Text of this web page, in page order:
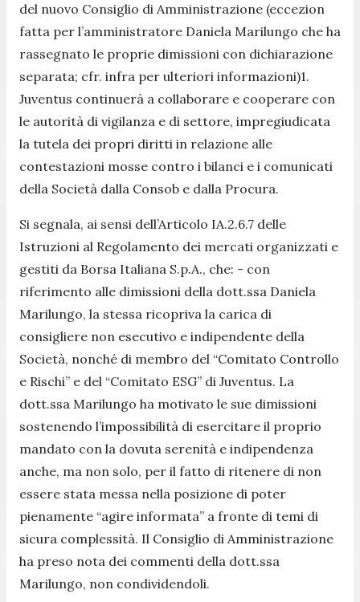
del nuovo Consiglio di Amministrazione (eccezion
fatta per l’amministratore Daniela Marilungo che ha
rassegnato le proprie dimissioni con dichiarazione
separata; cfr. infra per ulteriori informazioni)1.
Juventus continuerà a collaborare e cooperare con
le autorità di vigilanza e di settore, impregiudicata
la tutela dei propri diritti in relazione alle
contestazioni mosse contro i bilanci e i comunicati
della Società dalla Consob e dalla Procura.
Si segnala, ai sensi dell’Articolo IA.2.6.7 delle
Istruzioni al Regolamento dei mercati organizzati e
gestiti da Borsa Italiana S.p.A., che: - con
riferimento alle dimissioni della dott.ssa Daniela
Marilungo, la stessa ricopriva la carica di
consigliere non esecutivo e indipendente della
Società, nonché di membro del “Comitato Controllo
e Rischi” e del “Comitato ESG” di Juventus. La
dott.ssa Marilungo ha motivato le sue dimissioni
sostenendo l’impossibilità di esercitare il proprio
mandato con la dovuta serenità e indipendenza
anche, ma non solo, per il fatto di ritenere di non
essere stata messa nella posizione di poter
pienamente “agire informata” a fronte di temi di
sicura complessità. Il Consiglio di Amministrazione
ha preso nota dei commenti della dott.ssa
Marilungo, non condividendoli.